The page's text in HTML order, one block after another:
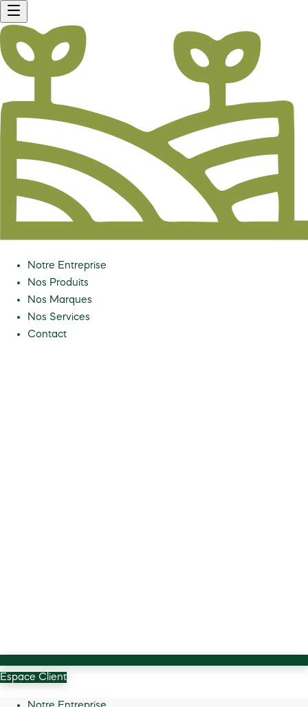
Notre Entreprise
Nos Produits
Nos Marques
Nos Services
Contact
Espace Client